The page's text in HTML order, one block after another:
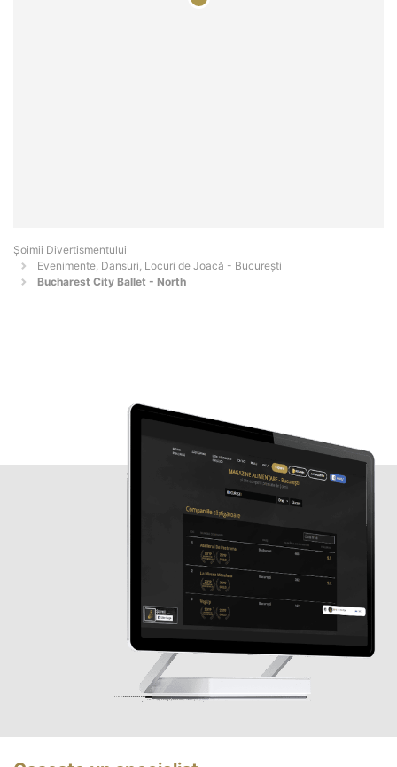
Şoimii Divertismentului
Evenimente, Dansuri, Locuri de Joacă - Bucureşti
Bucharest City Ballet - North